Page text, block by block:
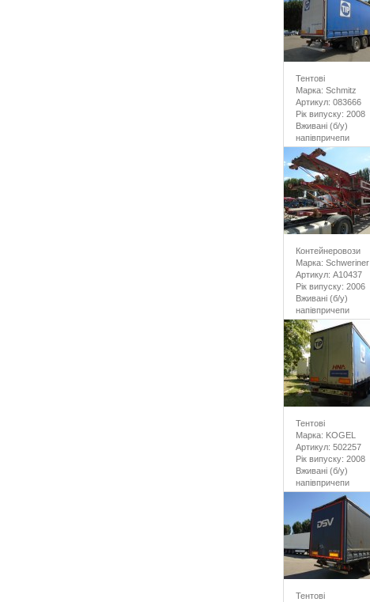
Тентові
Марка: Schmitz
Артикул: 083666
Рік випуску: 2008
Вживані (б/у)
напівпричепи
Контейнеровози
Марка: Schweriner
Артикул: A10437
Рік випуску: 2006
Вживані (б/у)
напівпричепи
Тентові
Марка: KOGEL
Артикул: 502257
Рік випуску: 2008
Вживані (б/у)
напівпричепи
Тентові